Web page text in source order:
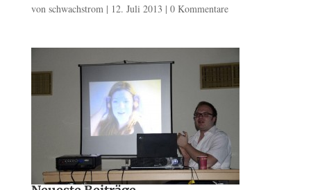
von schwachstrom| 12. Juli 2013 | 0 Kommentare